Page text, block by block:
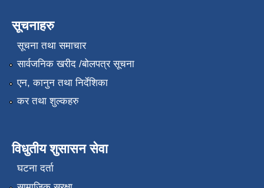
सूचनाहरु
सूचना तथा समाचार
सार्वजनिक खरीद /बोलपत्र सूचना
एन, कानुन तथा निर्देशिका
कर तथा शुल्कहरु
विधुतीय शुसासन सेवा
घटना दर्ता